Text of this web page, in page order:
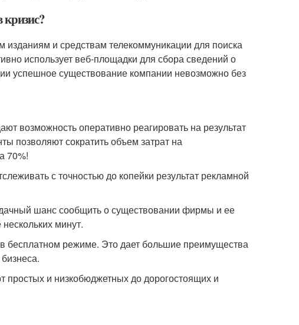
и средствам телекоммуникации для поиска
использует веб-площадки для сбора сведений о
успешное существование компании невозможно без
возможность оперативно реагировать на результат
позволяют сократить объем затрат на
70%!
с точностью до копейки результат рекламной
шанс сообщить о существовании фирмы и ее
минут.
бесплатном режиме. Это дает большие преимущества
и низкобюджетных до дорогостоящих и